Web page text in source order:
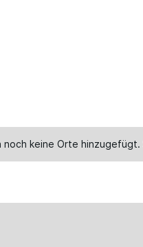
noch keine Orte